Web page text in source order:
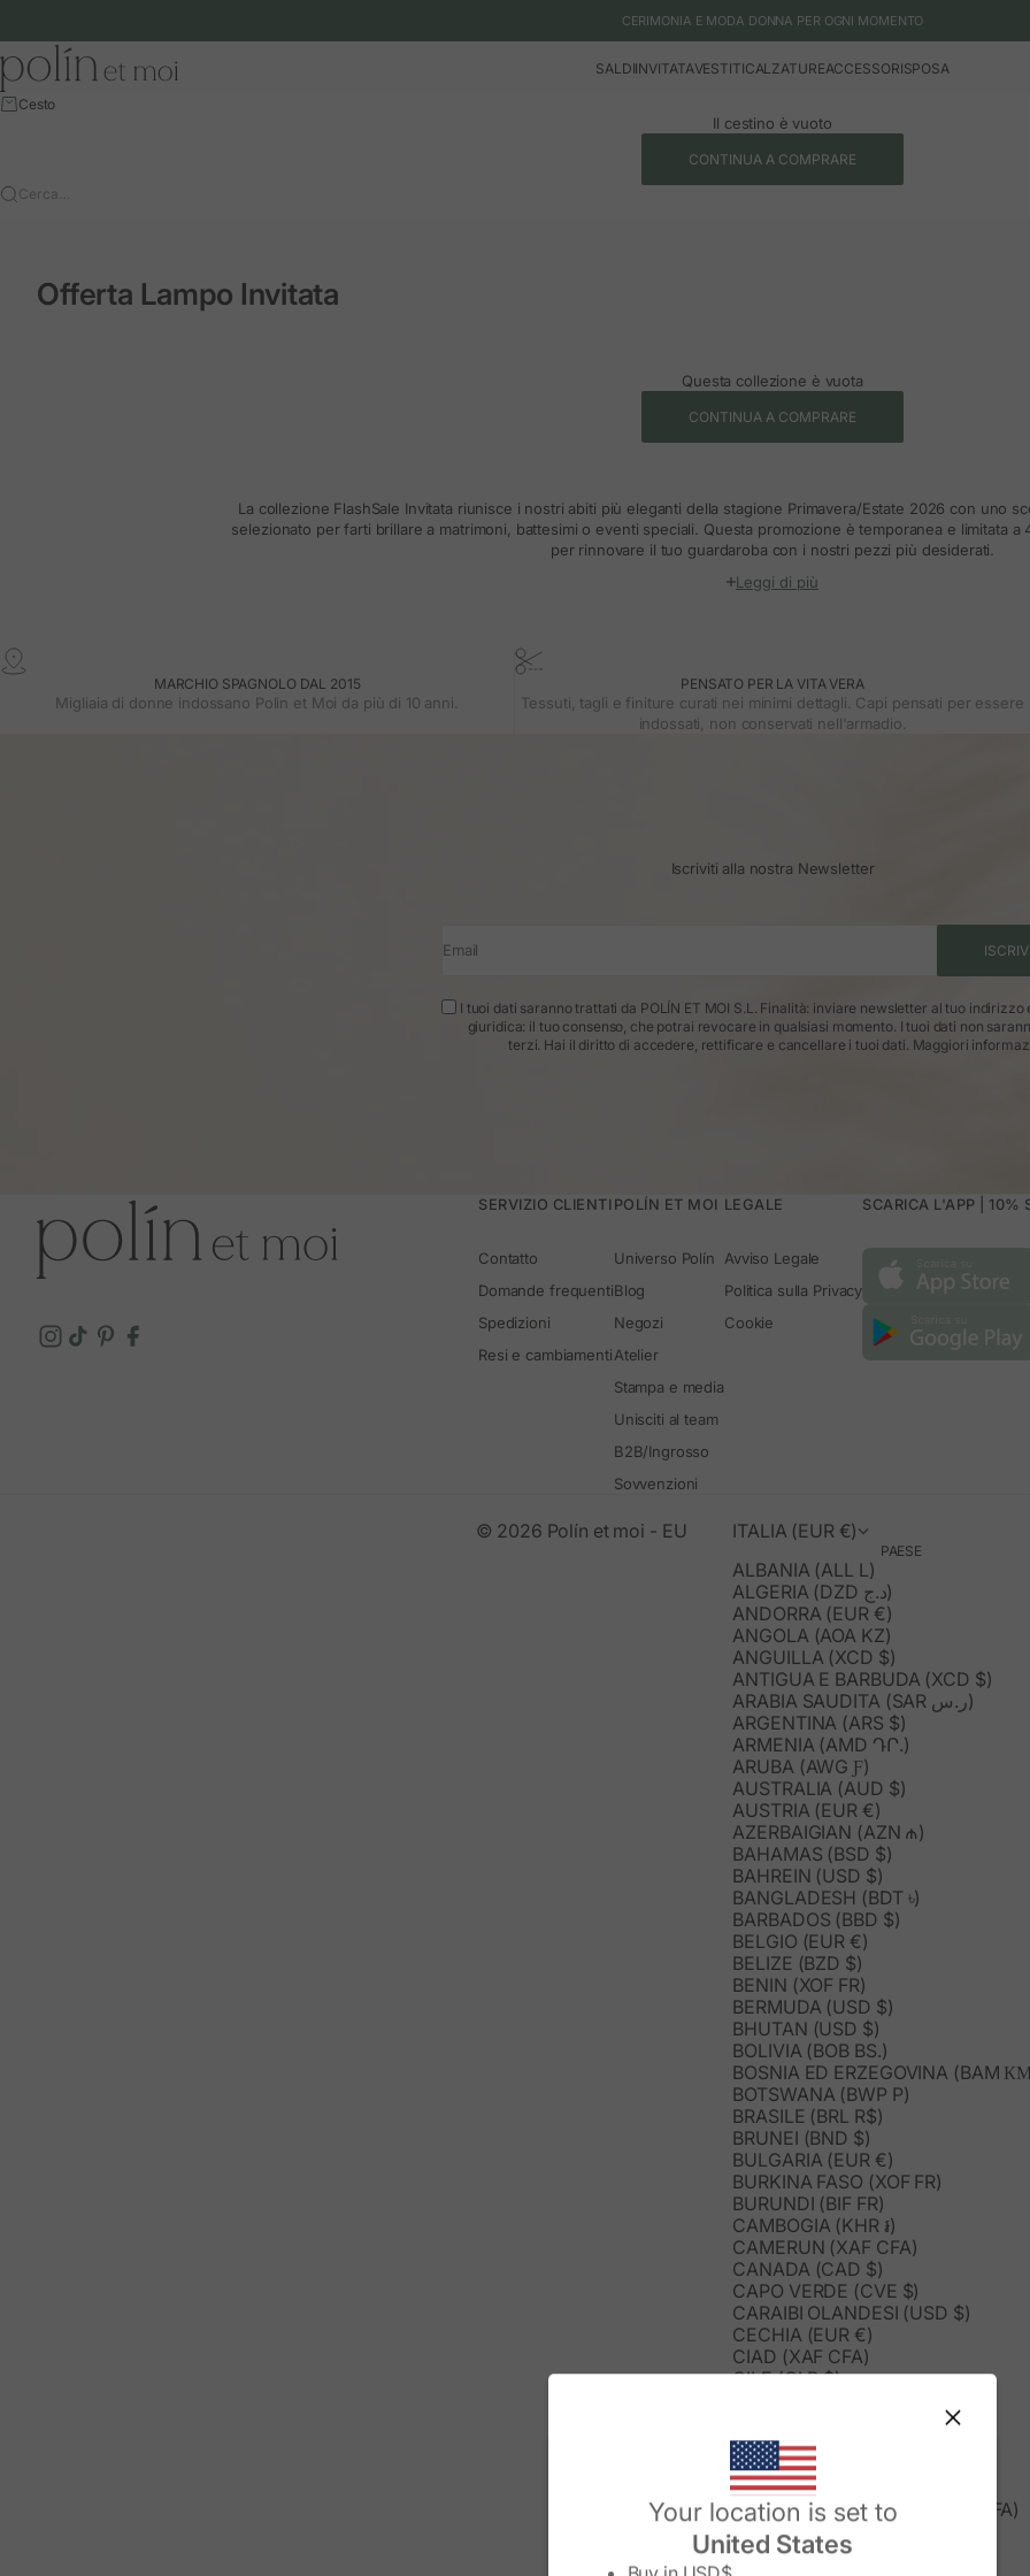
Your location is set to
United States
Change country/region
CERIMONIA E MODA DONNA PER OGNI MOMENTO
Polín et moi - EU
SALDIINVITATAVESTITICALZATUREACCESSORISPOSA
Cesto
Il cestino è vuoto
CONTINUA A COMPRARE
Cerca…
Offerta Lampo Invitata
Questa collezione è vuota
CONTINUA A COMPRARE
La collezione FlashSale Invitata riunisce i nostri abiti più eleganti della stagione Primavera/Estate 2026 con uno
selezionato per farti brillare a matrimoni, battesimi o eventi speciali. Questa promozione è temporanea e limitata
per rinnovare il tuo guardaroba con i nostri pezzi più desiderati.
Leggi di più
MARCHIO SPAGNOLO DAL 2015
Migliaia di donne indossano Polin et Moi da più di 10 anni.
PENSATO PER LA VITA VERA
Tessuti, tagli e finiture curati nei minimi dettagli. Capi pensati per essere
indossati, non conservati nell'armadio.
Iscriviti alla nostra Newsletter
Email
I tuoi dati saranno trattati da POLÍN ET MOI S.L. Finalità: inviare newsletter al tuo indirizzo
giuridica: il tuo consenso, che potrai revocare in qualsiasi momento. I tuoi dati non
terzi. Hai il diritto di accedere, rettificare e cancellare i tuoi dati. Maggiori
SERVIZIO CLIENTI
Contatto
Domande frequenti
Spedizioni
Resi e cambiamenti
POLÍN ET MOI
Universo Polín
Blog
Negozi
Atelier
Stampa e media
Unisciti al team
B2B/Ingrosso
Sovvenzioni
LEGALE
Avviso Legale
Politica sulla Privacy
Cookie
SCARICA L'APP | 10%
ITALIA (EUR €)
PAESE
ALBANIA (ALL L)
ALGERIA (DZD د.ج)
ANDORRA (EUR €)
ANGOLA (AOA KZ)
ANGUILLA (XCD $)
ANTIGUA E BARBUDA (XCD $)
ARABIA SAUDITA (SAR ر.س)
ARGENTINA (ARS $)
ARMENIA (AMD ԴՐ.)
ARUBA (AWG Ƒ)
AUSTRALIA (AUD $)
AUSTRIA (EUR €)
AZERBAIGIAN (AZN ₼)
BAHAMAS (BSD $)
BAHREIN (USD $)
BANGLADESH (BDT ৳)
BARBADOS (BBD $)
BELGIO (EUR €)
BELIZE (BZD $)
BENIN (XOF FR)
BERMUDA (USD $)
BHUTAN (USD $)
BOLIVIA (BOB BS.)
BOSNIA ED ERZEGOVINA (BAM
BOTSWANA (BWP P)
BRASILE (BRL R$)
BRUNEI (BND $)
BULGARIA (EUR €)
BURKINA FASO (XOF FR)
BURUNDI (BIF FR)
CAMBOGIA (KHR ៛)
CAMERUN (XAF CFA)
CANADA (CAD $)
CAPO VERDE (CVE $)
CARAIBI OLANDESI (USD $)
CECHIA (EUR €)
CIAD (XAF CFA)
CILE (CLP $)
CITTÀ DEL VATICANO (EUR €)
COLOMBIA (COP $)
COMORE (KMF FR)
CONGO-BRAZZAVILLE (XAF CFA)
COREA DEL SUD (KRW ₩)
COSTA RICA (CRC ₡)
© 2026 Polín et moi - EU